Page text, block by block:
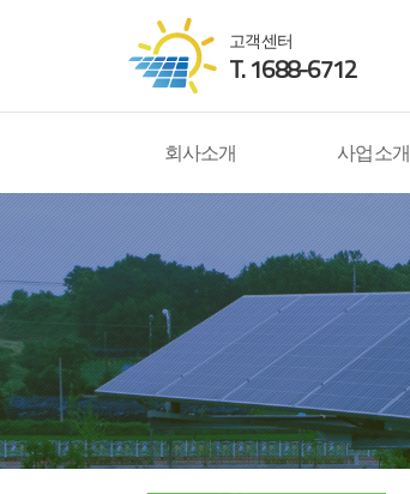
고객센터
T. 1688-6712
회사소개 사업소개